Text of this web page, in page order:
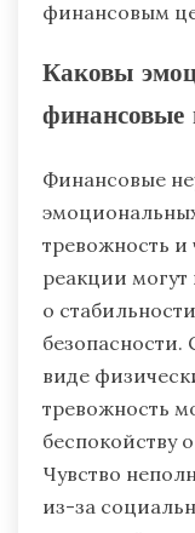
финансовым
Каковы
финансовые
Финансовые
тревожность и
реакции могут
о
безопасности.
виде
тревожность
беспокойству
Чувство
из-за